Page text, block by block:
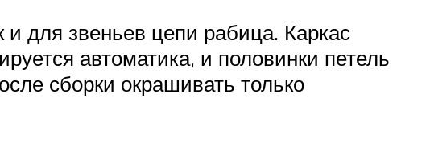
и для звеньев цепи рабица. Каркас
автоматика, и половинки петель
сборки окрашивать только